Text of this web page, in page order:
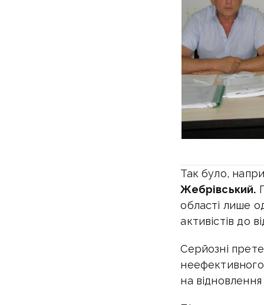
Так було,
Жебрівський.
області лише
активістів до
Серйозні
на